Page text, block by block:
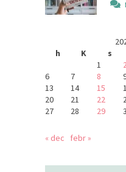
h
K s
1
6
7 8
13
14 15
20
21 22
27
28 29
« dec febr »